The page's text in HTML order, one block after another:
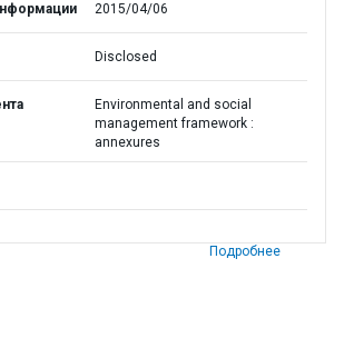
2015/04/06
Disclosed
Environmental and social
management framework :
annexures
Подробнее